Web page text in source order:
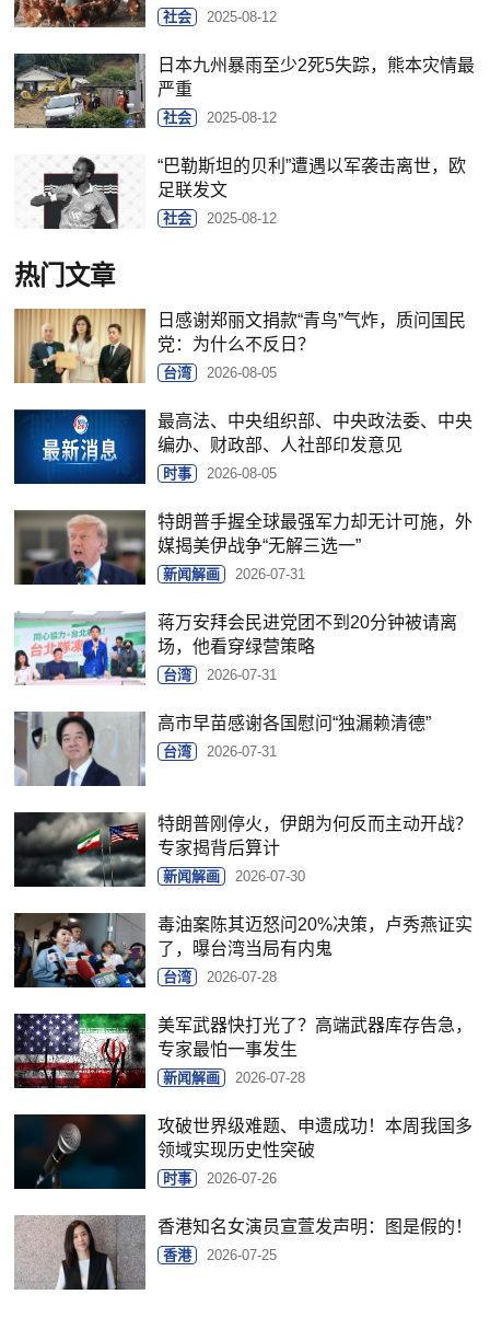
社会 2025-08-12
日本九州暴雨至少2死5失踪，熊本灾情最
严重
社会 2025-08-12
“巴勒斯坦的贝利”遭遇以军袭击离世，欧
足联发文
社会 2025-08-12
热门文章
日感谢郑丽文捐款“青鸟”气炸，质问国民
党：为什么不反日？
台湾 2026-08-05
最高法、中央组织部、中央政法委、中央
编办、财政部、人社部印发意见
时事 2026-08-05
特朗普手握全球最强军力却无计可施，外
媒揭美伊战争“无解三选一”
新闻解画 2026-07-31
蒋万安拜会民进党团不到20分钟被请离
场，他看穿绿营策略
台湾 2026-07-31
高市早苗感谢各国慰问“独漏赖清德”
台湾 2026-07-31
特朗普刚停火，伊朗为何反而主动开战？
专家揭背后算计
新闻解画 2026-07-30
毒油案陈其迈怒问20%决策，卢秀燕证实
了，曝台湾当局有内鬼
台湾 2026-07-28
美军武器快打光了？高端武器库存告急，
专家最怕一事发生
新闻解画 2026-07-28
攻破世界级难题、申遗成功！本周我国多
领域实现历史性突破
时事 2026-07-26
香港知名女演员宣萱发声明：图是假的！
香港 2026-07-25